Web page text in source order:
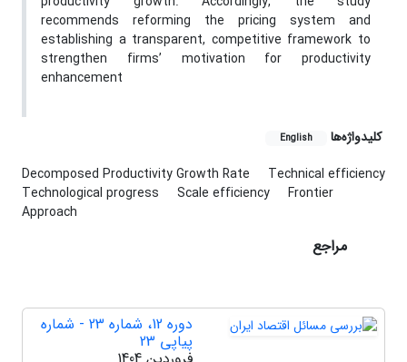
recommends reforming the pricing system and
establishing a transparent, competitive framework to
strengthen firms’ motivation for productivity
enhancement
کلیدواژه‌ها English
Decomposed Productivity Growth Rate
Technical efficiency
Technological progress
Scale efficiency
Frontier
Approach
مراجع
دوره 12، شماره 23 - شماره
پیاپی 23